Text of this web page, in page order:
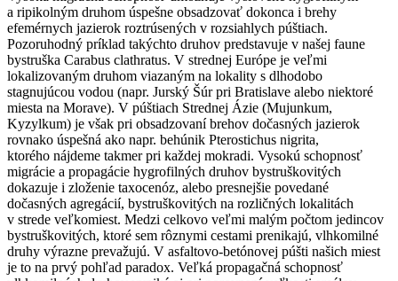
a ripikolným druhom úspešne obsadzovať dokonca i brehy
efemérnych jazierok roztrúsených v rozsiahlych púštiach.
Pozoruhodný príklad takýchto druhov predstavuje v našej faune
bystruška Carabus clathratus. V strednej Európe je veľmi
lokalizovaným druhom viazaným na lokality s dlhodobo
stagnujúcou vodou (napr. Jurský Šúr pri Bratislave alebo niektoré
miesta na Morave). V púštiach Strednej Ázie (Mujunkum,
Kyzylkum) je však pri obsadzovaní brehov dočasných jazierok
rovnako úspešná ako napr. behúnik Pterostichus nigrita,
ktorého nájdeme takmer pri každej mokradi. Vysokú schopnosť
migrácie a propagácie hygrofilných druhov bystruškovitých
dokazuje i zloženie taxocenóz, alebo presnejšie povedané
dočasných agregácií, bystruškovitých na rozličných lokalitách
v strede veľkomiest. Medzi celkovo veľmi malým počtom jedincov
bystruškovitých, ktoré sem rôznymi cestami prenikajú, vlhkomilné
druhy výrazne prevažujú. V asfaltovo-betónovej púšti našich miest
je to na prvý pohľad paradox. Veľká propagačná schopnosť